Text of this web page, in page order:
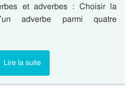
et adverbes : Choisir la
adverbe parmi quatre
Lire la suite